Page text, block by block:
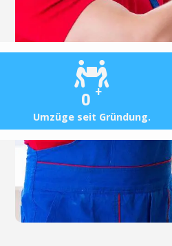
0 +
Umzüge seit Gründung.